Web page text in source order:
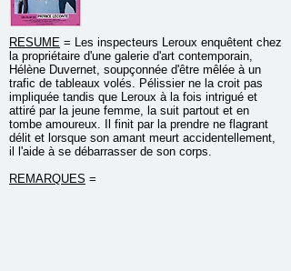
RESUME = Les inspecteurs Leroux enquêtent chez
la propriétaire d'une galerie d'art contemporain,
Hélène Duvernet, soupçonnée d'être mêlée à un
trafic de tableaux volés. Pélissier ne la croit pas
impliquée tandis que Leroux à la fois intrigué et
attiré par la jeune femme, la suit partout et en
tombe amoureux. Il finit par la prendre ne flagrant
délit et lorsque son amant meurt accidentellement,
il l'aide à se débarrasser de son corps.
REMARQUES =